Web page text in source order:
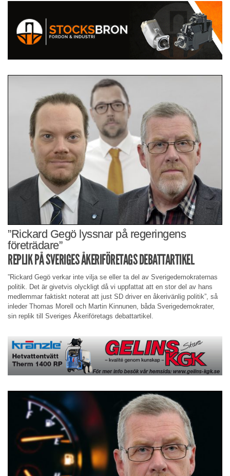
”Rickard Gegö lyssnar på regeringens
företrädare”
REPLIK PÅ SVERIGES ÅKERIFÖRETAGS DEBATTARTIKEL
”Rickard Gegö verkar inte vilja se eller ta del av Sverigedemokraternas
politik. Det är givetvis olyckligt då vi uppfattat att en stor del av hans
medlemmar faktiskt noterat att just SD driver en åkerivänlig politik”, så
inleder Thomas Morell och Martin Kinnunen, båda Sverigedemokrater,
sin replik till Sveriges Åkeriföretags debattartikel.